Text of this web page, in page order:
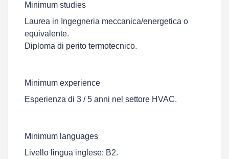
Minimum studies
Laurea in Ingegneria meccanica/energetica o
equivalente.
Diploma di perito termotecnico.
Minimum experience
Esperienza di 3 / 5 anni nel settore HVAC.
Minimum languages
Livello lingua inglese: B2.